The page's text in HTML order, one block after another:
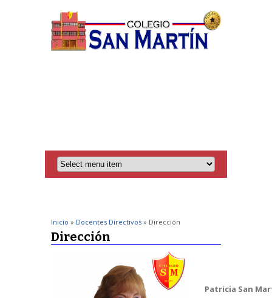
Inicio » Docentes Directivos » Dirección
Dirección
Patricia San